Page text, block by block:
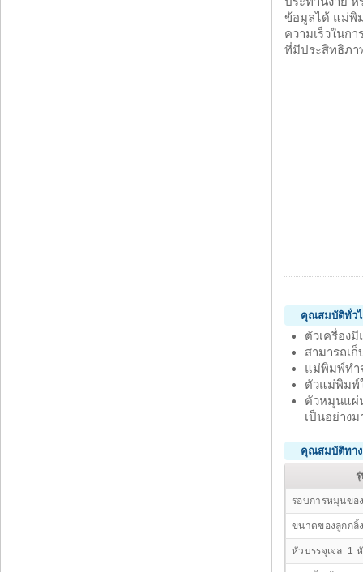
ข้อมูลได้ แม่พิ
ความเร็วในก
ที่มีประสิทธิภา
คุณสมบัติทั่วไ
ตัวเครื่อง
สามารถเ
แม่พิมพ์ทำ
ตัวแม่พิมพ์
ตัวหมุนแผ่
เป็นอย่างม
คุณสมบัติทาง
รุ่
รอบการหมุนขอ
ขนาดของลูกกลิ้
หัวบรรจุเจล 1